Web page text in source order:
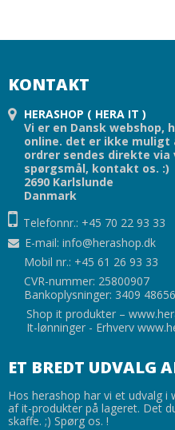
KONTAKT
HERASHOP ( HERA IT )
Vi er en Dansk webshop,
online. det er ikke
ordrer sendes direkte via
spørgsmål, kontakt os. :)
2690 Karlslunde
Danmark
Telefonnr.: +45 70 22 93 33
E-mail: info@herashop.dk
Mobil nr.: +45 61 26 93 33
CVR-nummer: 25800907
Bankoplysninger: 3409
Shop it produkter –
It-lønninger - Erhverv
ET BREDT UDVALG
Hos herashop har vi et udvalg
af it-produkter på lageret. Det
skaffe. ;) Spørg os. !